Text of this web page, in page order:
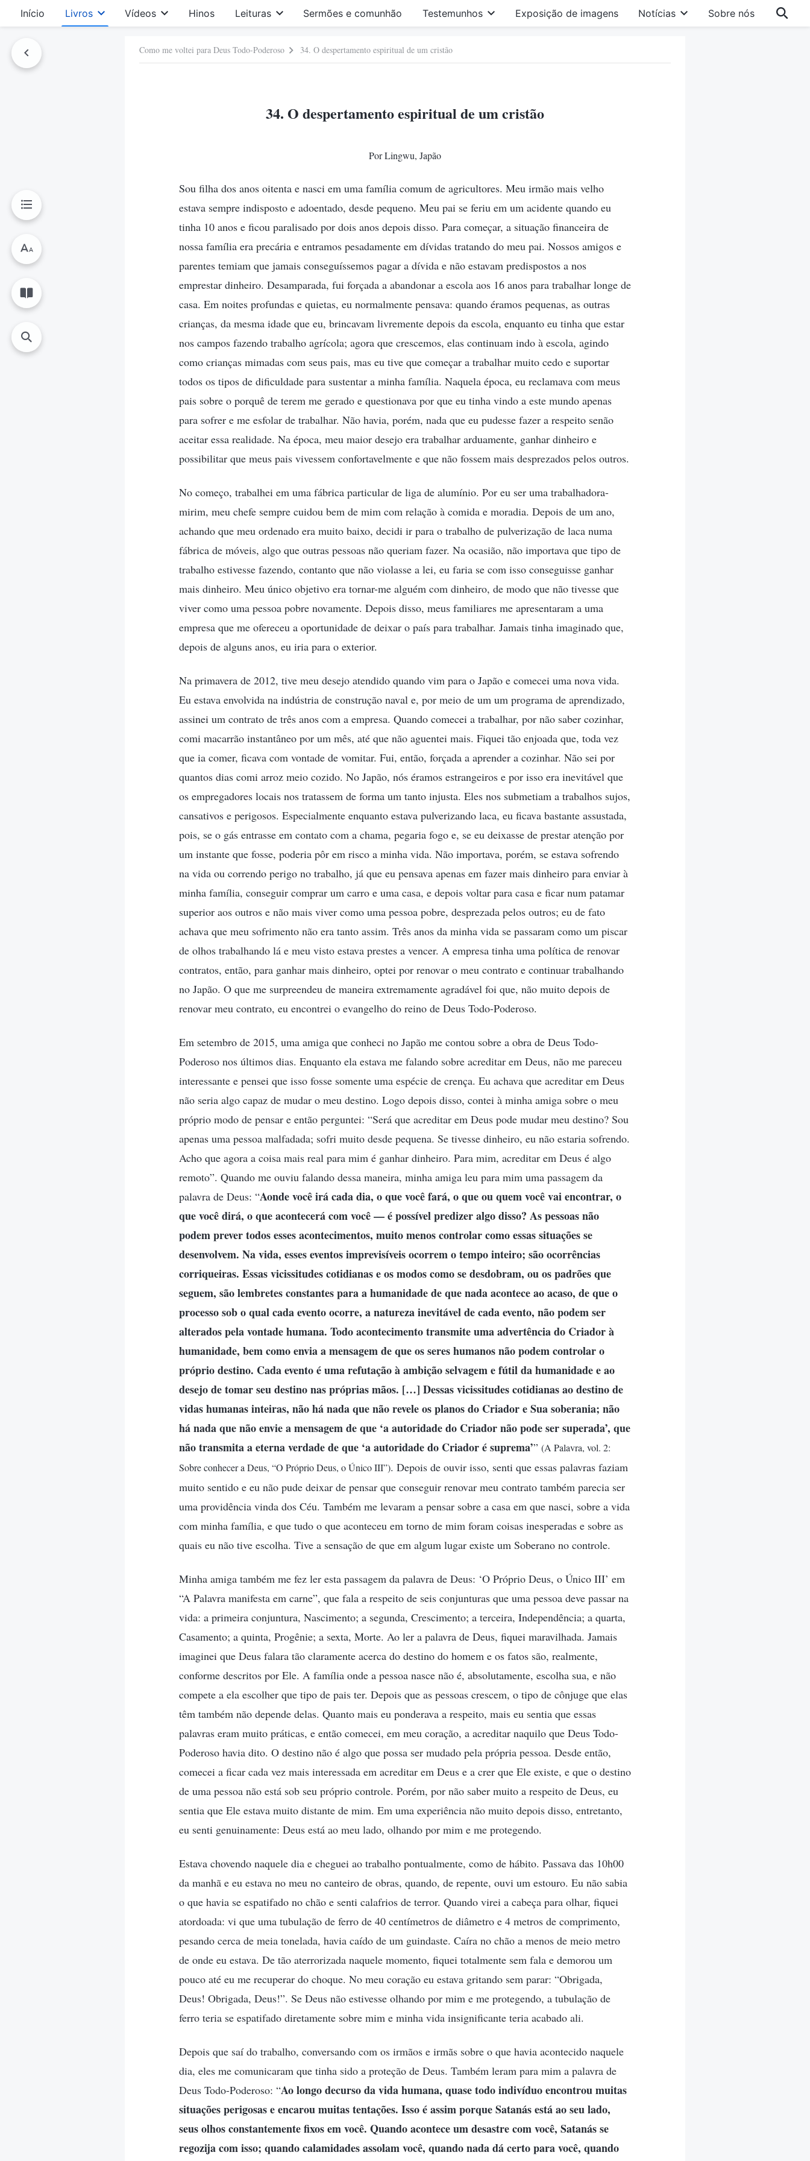
Início Livros Vídeos Hinos Leituras Sermões e comunhão Testemunhos Exposição de imagens Notícias Sobre nós
Como me voltei para Deus Todo-Poderoso 34. O despertamento espiritual de um cristão
34. O despertamento espiritual de um cristão
Por Lingwu, Japão
Sou filha dos anos oitenta e nasci em uma família comum de agricultores. Meu irmão mais velho
estava sempre indisposto e adoentado, desde pequeno. Meu pai se feriu em um acidente quando eu
tinha 10 anos e ficou paralisado por dois anos depois disso. Para começar, a situação financeira de
nossa família era precária e entramos pesadamente em dívidas tratando do meu pai. Nossos amigos e
parentes temiam que jamais conseguíssemos pagar a dívida e não estavam predispostos a nos
emprestar dinheiro. Desamparada, fui forçada a abandonar a escola aos 16 anos para trabalhar longe de
casa. Em noites profundas e quietas, eu normalmente pensava: quando éramos pequenas, as outras
crianças, da mesma idade que eu, brincavam livremente depois da escola, enquanto eu tinha que estar
nos campos fazendo trabalho agrícola; agora que crescemos, elas continuam indo à escola, agindo
como crianças mimadas com seus pais, mas eu tive que começar a trabalhar muito cedo e suportar
todos os tipos de dificuldade para sustentar a minha família. Naquela época, eu reclamava com meus
pais sobre o porquê de terem me gerado e questionava por que eu tinha vindo a este mundo apenas
para sofrer e me esfolar de trabalhar. Não havia, porém, nada que eu pudesse fazer a respeito senão
aceitar essa realidade. Na época, meu maior desejo era trabalhar arduamente, ganhar dinheiro e
possibilitar que meus pais vivessem confortavelmente e que não fossem mais desprezados pelos outros.
No começo, trabalhei em uma fábrica particular de liga de alumínio. Por eu ser uma trabalhadora-
mirim, meu chefe sempre cuidou bem de mim com relação à comida e moradia. Depois de um ano,
achando que meu ordenado era muito baixo, decidi ir para o trabalho de pulverização de laca numa
fábrica de móveis, algo que outras pessoas não queriam fazer. Na ocasião, não importava que tipo de
trabalho estivesse fazendo, contanto que não violasse a lei, eu faria se com isso conseguisse ganhar
mais dinheiro. Meu único objetivo era tornar-me alguém com dinheiro, de modo que não tivesse que
viver como uma pessoa pobre novamente. Depois disso, meus familiares me apresentaram a uma
empresa que me ofereceu a oportunidade de deixar o país para trabalhar. Jamais tinha imaginado que,
depois de alguns anos, eu iria para o exterior.
Na primavera de 2012, tive meu desejo atendido quando vim para o Japão e comecei uma nova vida.
Eu estava envolvida na indústria de construção naval e, por meio de um um programa de aprendizado,
assinei um contrato de três anos com a empresa. Quando comecei a trabalhar, por não saber cozinhar,
comi macarrão instantâneo por um mês, até que não aguentei mais. Fiquei tão enjoada que, toda vez
que ia comer, ficava com vontade de vomitar. Fui, então, forçada a aprender a cozinhar. Não sei por
quantos dias comi arroz meio cozido. No Japão, nós éramos estrangeiros e por isso era inevitável que
os empregadores locais nos tratassem de forma um tanto injusta. Eles nos submetiam a trabalhos sujos,
cansativos e perigosos. Especialmente enquanto estava pulverizando laca, eu ficava bastante assustada,
pois, se o gás entrasse em contato com a chama, pegaria fogo e, se eu deixasse de prestar atenção por
um instante que fosse, poderia pôr em risco a minha vida. Não importava, porém, se estava sofrendo
na vida ou correndo perigo no trabalho, já que eu pensava apenas em fazer mais dinheiro para enviar à
minha família, conseguir comprar um carro e uma casa, e depois voltar para casa e ficar num patamar
superior aos outros e não mais viver como uma pessoa pobre, desprezada pelos outros; eu de fato
achava que meu sofrimento não era tanto assim. Três anos da minha vida se passaram como um piscar
de olhos trabalhando lá e meu visto estava prestes a vencer. A empresa tinha uma política de renovar
contratos, então, para ganhar mais dinheiro, optei por renovar o meu contrato e continuar trabalhando
no Japão. O que me surpreendeu de maneira extremamente agradável foi que, não muito depois de
renovar meu contrato, eu encontrei o evangelho do reino de Deus Todo-Poderoso.
Em setembro de 2015, uma amiga que conheci no Japão me contou sobre a obra de Deus Todo-
Poderoso nos últimos dias. Enquanto ela estava me falando sobre acreditar em Deus, não me pareceu
interessante e pensei que isso fosse somente uma espécie de crença. Eu achava que acreditar em Deus
não seria algo capaz de mudar o meu destino. Logo depois disso, contei à minha amiga sobre o meu
próprio modo de pensar e então perguntei: “Será que acreditar em Deus pode mudar meu destino? Sou
apenas uma pessoa malfadada; sofri muito desde pequena. Se tivesse dinheiro, eu não estaria sofrendo.
Acho que agora a coisa mais real para mim é ganhar dinheiro. Para mim, acreditar em Deus é algo
remoto”. Quando me ouviu falando dessa maneira, minha amiga leu para mim uma passagem da
palavra de Deus: “Aonde você irá cada dia, o que você fará, o que ou quem você vai encontrar, o
que você dirá, o que acontecerá com você — é possível predizer algo disso? As pessoas não
podem prever todos esses acontecimentos, muito menos controlar como essas situações se
desenvolvem. Na vida, esses eventos imprevisíveis ocorrem o tempo inteiro; são ocorrências
corriqueiras. Essas vicissitudes cotidianas e os modos como se desdobram, ou os padrões que
seguem, são lembretes constantes para a humanidade de que nada acontece ao acaso, de que o
processo sob o qual cada evento ocorre, a natureza inevitável de cada evento, não podem ser
alterados pela vontade humana. Todo acontecimento transmite uma advertência do Criador à
humanidade, bem como envia a mensagem de que os seres humanos não podem controlar o
próprio destino. Cada evento é uma refutação à ambição selvagem e fútil da humanidade e ao
desejo de tomar seu destino nas próprias mãos. […] Dessas vicissitudes cotidianas ao destino de
vidas humanas inteiras, não há nada que não revele os planos do Criador e Sua soberania; não
há nada que não envie a mensagem de que ‘a autoridade do Criador não pode ser superada’, que
não transmita a eterna verdade de que ‘a autoridade do Criador é suprema’” (A Palavra, vol. 2:
Sobre conhecer a Deus, “O Próprio Deus, o Único III”). Depois de ouvir isso, senti que essas palavras faziam
muito sentido e eu não pude deixar de pensar que conseguir renovar meu contrato também parecia ser
uma providência vinda dos Céu. Também me levaram a pensar sobre a casa em que nasci, sobre a vida
com minha família, e que tudo o que aconteceu em torno de mim foram coisas inesperadas e sobre as
quais eu não tive escolha. Tive a sensação de que em algum lugar existe um Soberano no controle.
Minha amiga também me fez ler esta passagem da palavra de Deus: ‘O Próprio Deus, o Único III’ em
“A Palavra manifesta em carne”, que fala a respeito de seis conjunturas que uma pessoa deve passar na
vida: a primeira conjuntura, Nascimento; a segunda, Crescimento; a terceira, Independência; a quarta,
Casamento; a quinta, Progênie; a sexta, Morte. Ao ler a palavra de Deus, fiquei maravilhada. Jamais
imaginei que Deus falara tão claramente acerca do destino do homem e os fatos são, realmente,
conforme descritos por Ele. A família onde a pessoa nasce não é, absolutamente, escolha sua, e não
compete a ela escolher que tipo de pais ter. Depois que as pessoas crescem, o tipo de cônjuge que elas
têm também não depende delas. Quanto mais eu ponderava a respeito, mais eu sentia que essas
palavras eram muito práticas, e então comecei, em meu coração, a acreditar naquilo que Deus Todo-
Poderoso havia dito. O destino não é algo que possa ser mudado pela própria pessoa. Desde então,
comecei a ficar cada vez mais interessada em acreditar em Deus e a crer que Ele existe, e que o destino
de uma pessoa não está sob seu próprio controle. Porém, por não saber muito a respeito de Deus, eu
sentia que Ele estava muito distante de mim. Em uma experiência não muito depois disso, entretanto,
eu senti genuinamente: Deus está ao meu lado, olhando por mim e me protegendo.
Estava chovendo naquele dia e cheguei ao trabalho pontualmente, como de hábito. Passava das 10h00
da manhã e eu estava no meu no canteiro de obras, quando, de repente, ouvi um estouro. Eu não sabia
o que havia se espatifado no chão e senti calafrios de terror. Quando virei a cabeça para olhar, fiquei
atordoada: vi que uma tubulação de ferro de 40 centímetros de diâmetro e 4 metros de comprimento,
pesando cerca de meia tonelada, havia caído de um guindaste. Caíra no chão a menos de meio metro
de onde eu estava. De tão aterrorizada naquele momento, fiquei totalmente sem fala e demorou um
pouco até eu me recuperar do choque. No meu coração eu estava gritando sem parar: “Obrigada,
Deus! Obrigada, Deus!”. Se Deus não estivesse olhando por mim e me protegendo, a tubulação de
ferro teria se espatifado diretamente sobre mim e minha vida insignificante teria acabado ali.
Depois que saí do trabalho, conversando com os irmãos e irmãs sobre o que havia acontecido naquele
dia, eles me comunicaram que tinha sido a proteção de Deus. Também leram para mim a palavra de
Deus Todo-Poderoso: “Ao longo decurso da vida humana, quase todo indivíduo encontrou muitas
situações perigosas e encarou muitas tentações. Isso é assim porque Satanás está ao seu lado,
seus olhos constantemente fixos em você. Quando acontece um desastre com você, Satanás se
regozija com isso; quando calamidades assolam você, quando nada dá certo para você, quando